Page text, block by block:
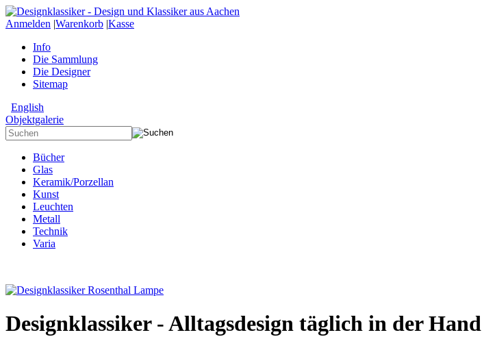
Anmelden |Warenkorb |Kasse
Info
Die Sammlung
Die Designer
Sitemap
English
Objektgalerie
Bücher
Glas
Keramik/Porzellan
Kunst
Leuchten
Metall
Technik
Varia
Designklassiker - Alltagsdesign täglich in der Hand